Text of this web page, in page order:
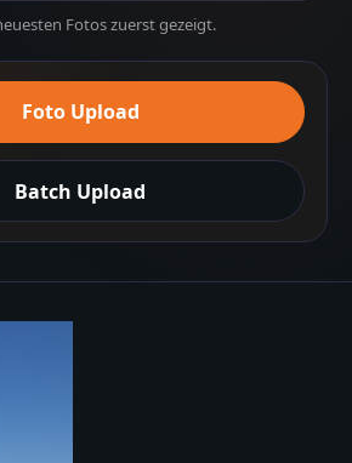
Fotos zuerst gezeigt.
Foto Upload
Batch Upload